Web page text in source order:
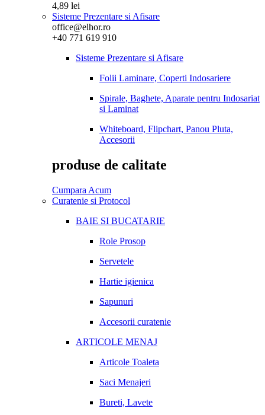
4,89 lei
Sisteme Prezentare si Afisare
office@elhor.ro
+40 771 619 910
Sisteme Prezentare si Afisare
Folii Laminare, Coperti Indosariere
Spirale, Baghete, Aparate pentru Indosariat
si Laminat
Whiteboard, Flipchart, Panou Pluta,
Accesorii
produse de calitate
Cumpara Acum
Curatenie si Protocol
BAIE SI BUCATARIE
Role Prosop
Servetele
Hartie igienica
Sapunuri
Accesorii curatenie
ARTICOLE MENAJ
Articole Toaleta
Saci Menajeri
Bureti, Lavete